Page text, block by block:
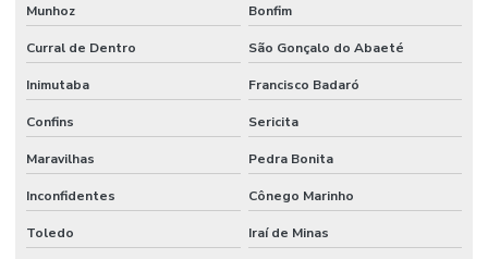
Munhoz Bonfim
Curral de Dentro São Gonçalo do Abaeté
Inimutaba Francisco Badaró
Confins Sericita
Maravilhas Pedra Bonita
Inconfidentes Cônego Marinho
Toledo Iraí de Minas